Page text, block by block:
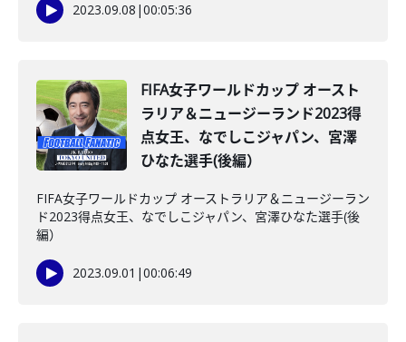
2023.09.08 |00:05:36
FIFA女子ワールドカップ オースト
ラリア＆ニュージーランド2023得
点女王、なでしこジャパン、宮澤
ひなた選手(後編）
FIFA女子ワールドカップ オーストラリア＆ニュージーラン
ド2023得点女王、なでしこジャパン、宮澤ひなた選手(後
編）
2023.09.01 |00:06:49